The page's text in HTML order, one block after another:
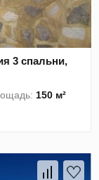
3 спальни,
150 м²